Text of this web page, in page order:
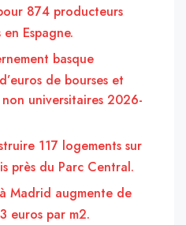
874 producteurs
Espagne.
basque
de bourses et
universitaires 2026-
117 logements sur
près du Parc Central.
Madrid augmente de
euros par m2.